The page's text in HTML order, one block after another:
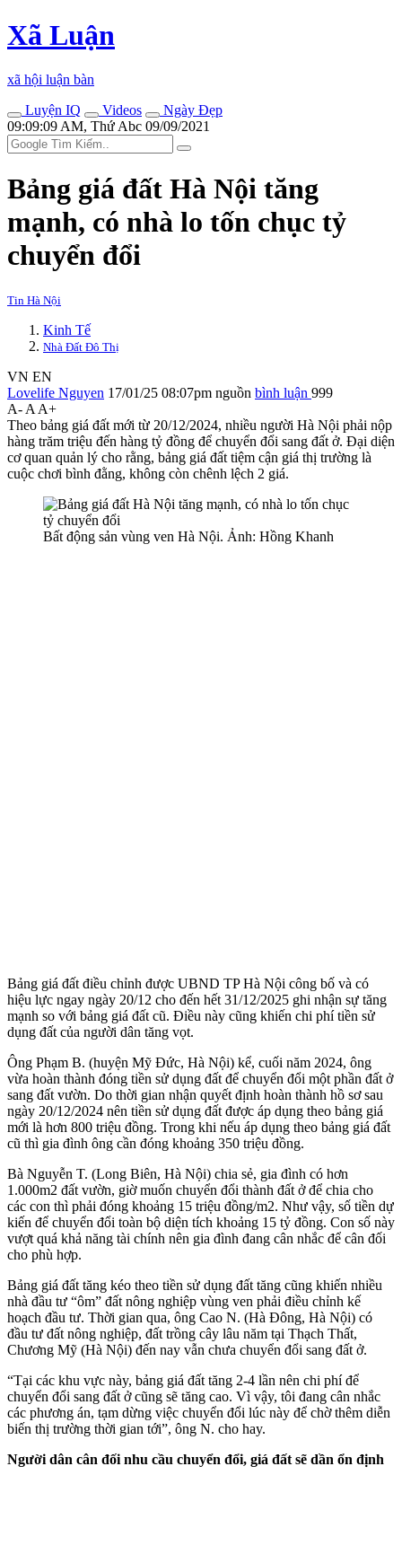
Xã Luận
xã hội luận bàn
Luyện IQ
Videos
Ngày Đẹp
09:09:09 AM, Thứ Abc 09/09/2021
Bảng giá đất Hà Nội tăng
mạnh, có nhà lo tốn chục tỷ
chuyển đổi
Tin Hà Nội
Kinh Tế
Nhà Đất Đô Thị
VN EN
Lovelife Nguyen 17/01/25 08:07pm nguồn bình luận 999
A- A A+
Theo bảng giá đất mới từ 20/12/2024, nhiều người Hà Nội phải nộp
hàng trăm triệu đến hàng tỷ đồng để chuyển đổi sang đất ở. Đại diện
cơ quan quản lý cho rằng, bảng giá đất tiệm cận giá thị trường là
cuộc chơi bình đằng, không còn chênh lệch 2 giá.
Bất động sản vùng ven Hà Nội. Ảnh: Hồng Khanh
Bảng giá đất điều chỉnh được UBND TP Hà Nội công bố và có
hiệu lực ngay ngày 20/12 cho đến hết 31/12/2025 ghi nhận sự tăng
mạnh so với bảng giá đất cũ. Điều này cũng khiến chi phí tiền sử
dụng đất của người dân tăng vọt.
Ông Phạm B. (huyện Mỹ Đức, Hà Nội) kể, cuối năm 2024, ông
vừa hoàn thành đóng tiền sử dụng đất để chuyển đổi một phần đất ở
sang đất vườn. Do thời gian nhận quyết định hoàn thành hồ sơ sau
ngày 20/12/2024 nên tiền sử dụng đất được áp dụng theo bảng giá
mới là hơn 800 triệu đồng. Trong khi nếu áp dụng theo bảng giá đất
cũ thì gia đình ông cần đóng khoảng 350 triệu đồng.
Bà Nguyễn T. (Long Biên, Hà Nội) chia sẻ, gia đình có hơn
1.000m2 đất vườn, giờ muốn chuyển đổi thành đất ở để chia cho
các con thì phải đóng khoảng 15 triệu đồng/m2. Như vậy, số tiền dự
kiến để chuyển đổi toàn bộ diện tích khoảng 15 tỷ đồng. Con số này
vượt quá khả năng tài chính nên gia đình đang cân nhắc để cân đối
cho phù hợp.
Bảng giá đất tăng kéo theo tiền sử dụng đất tăng cũng khiến nhiều
nhà đầu tư “ôm” đất nông nghiệp vùng ven phải điều chỉnh kế
hoạch đầu tư. Thời gian qua, ông Cao N. (Hà Đông, Hà Nội) có
đầu tư đất nông nghiệp, đất trồng cây lâu năm tại Thạch Thất,
Chương Mỹ (Hà Nội) đến nay vẫn chưa chuyển đổi sang đất ở.
“Tại các khu vực này, bảng giá đất tăng 2-4 lần nên chi phí để
chuyển đổi sang đất ở cũng sẽ tăng cao. Vì vậy, tôi đang cân nhắc
các phương án, tạm dừng việc chuyển đổi lúc này để chờ thêm diễn
biến thị trường thời gian tới”, ông N. cho hay.
Người dân cân đối nhu cầu chuyển đổi, giá đất sẽ dần ổn định